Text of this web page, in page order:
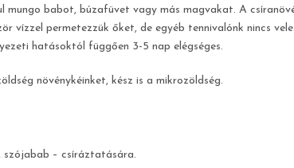
mungo babot, búzafüvet vagy más magvakat. A
vízzel permetezzük őket, de egyéb tennivalónk nincs vele.
hatásoktól függően 3-5 nap elégséges.
növénykéinket, kész is a mikrozöldség.
szójabab – csíráztatására.